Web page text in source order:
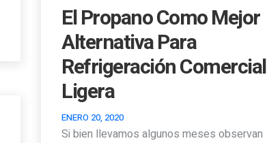
El Propano Como Mejor
Alternativa Para
Refrigeración Comercial
Ligera
ENERO 20, 2020
Si bien llevamos algunos meses observan